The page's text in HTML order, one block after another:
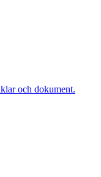
och dokument.